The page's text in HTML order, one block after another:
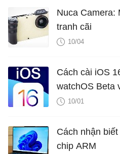
Nuca Camera:
tranh cãi
10/04
Cách cài iOS
watchOS Beta
10/01
Cách nhận
chip ARM